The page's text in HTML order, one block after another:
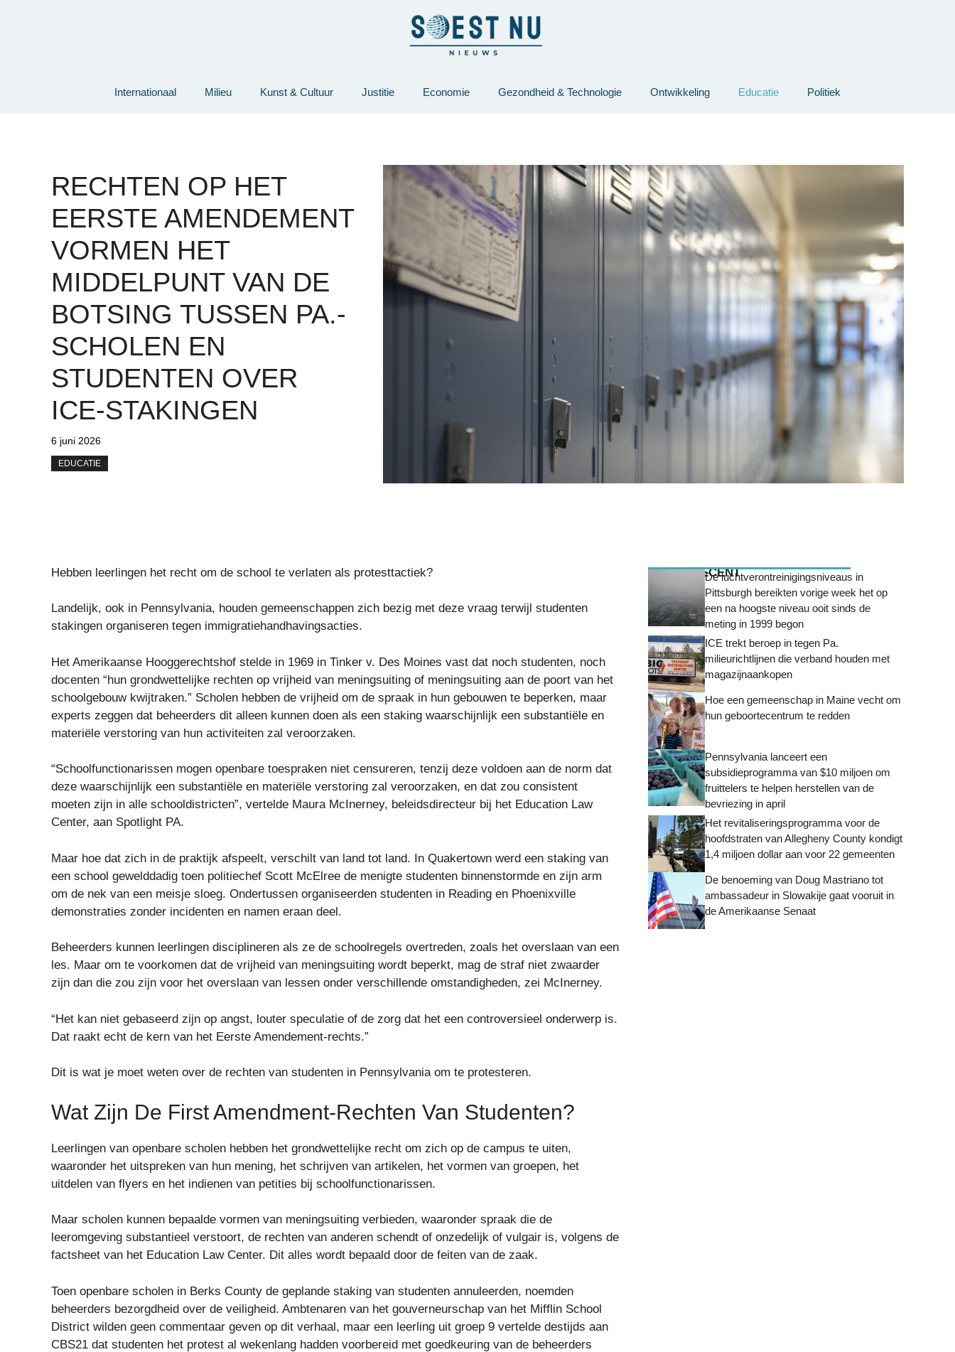
Internationaal Milieu Kunst & Cultuur Justitie Economie Gezondheid & Technologie Ontwikkeling Educatie Politiek
RECHTEN OP HET
EERSTE AMENDEMENT
VORMEN HET
MIDDELPUNT VAN DE
BOTSING TUSSEN PA.-
SCHOLEN EN
STUDENTEN OVER
ICE-STAKINGEN
6 juni 2026
EDUCATIE
Hebben leerlingen het recht om de school te verlaten als protesttactiek?
Landelijk, ook in Pennsylvania, houden gemeenschappen zich bezig met deze vraag terwijl studenten
stakingen organiseren tegen immigratiehandhavingsacties.
Het Amerikaanse Hooggerechtshof stelde in 1969 in Tinker v. Des Moines vast dat noch studenten, noch
docenten “hun grondwettelijke rechten op vrijheid van meningsuiting of meningsuiting aan de poort van het
schoolgebouw kwijtraken.” Scholen hebben de vrijheid om de spraak in hun gebouwen te beperken, maar
experts zeggen dat beheerders dit alleen kunnen doen als een staking waarschijnlijk een substantiële en
materiële verstoring van hun activiteiten zal veroorzaken.
“Schoolfunctionarissen mogen openbare toespraken niet censureren, tenzij deze voldoen aan de norm dat
deze waarschijnlijk een substantiële en materiële verstoring zal veroorzaken, en dat zou consistent
moeten zijn in alle schooldistricten”, vertelde Maura McInerney, beleidsdirecteur bij het Education Law
Center, aan Spotlight PA.
Maar hoe dat zich in de praktijk afspeelt, verschilt van land tot land. In Quakertown werd een staking van
een school gewelddadig toen politiechef Scott McElree de menigte studenten binnenstormde en zijn arm
om de nek van een meisje sloeg. Ondertussen organiseerden studenten in Reading en Phoenixville
demonstraties zonder incidenten en namen eraan deel.
Beheerders kunnen leerlingen disciplineren als ze de schoolregels overtreden, zoals het overslaan van een
les. Maar om te voorkomen dat de vrijheid van meningsuiting wordt beperkt, mag de straf niet zwaarder
zijn dan die zou zijn voor het overslaan van lessen onder verschillende omstandigheden, zei McInerney.
“Het kan niet gebaseerd zijn op angst, louter speculatie of de zorg dat het een controversieel onderwerp is.
Dat raakt echt de kern van het Eerste Amendement-rechts.”
Dit is wat je moet weten over de rechten van studenten in Pennsylvania om te protesteren.
Wat Zijn De First Amendment-Rechten Van Studenten?
Leerlingen van openbare scholen hebben het grondwettelijke recht om zich op de campus te uiten,
waaronder het uitspreken van hun mening, het schrijven van artikelen, het vormen van groepen, het
uitdelen van flyers en het indienen van petities bij schoolfunctionarissen.
Maar scholen kunnen bepaalde vormen van meningsuiting verbieden, waaronder spraak die de
leeromgeving substantieel verstoort, de rechten van anderen schendt of onzedelijk of vulgair is, volgens de
factsheet van het Education Law Center. Dit alles wordt bepaald door de feiten van de zaak.
Toen openbare scholen in Berks County de geplande staking van studenten annuleerden, noemden
beheerders bezorgdheid over de veiligheid. Ambtenaren van het gouverneurschap van het Mifflin School
District wilden geen commentaar geven op dit verhaal, maar een leerling uit groep 9 vertelde destijds aan
CBS21 dat studenten het protest al wekenlang hadden voorbereid met goedkeuring van de beheerders
MEEST RECENTDe luchtverontreinigingsniveaus in
Pittsburgh bereikten vorige week het op
een na hoogste niveau ooit sinds de
meting in 1999 begon
ICE trekt beroep in tegen Pa.
milieurichtlijnen die verband houden met
magazijnaankopen
Hoe een gemeenschap in Maine vecht om
hun geboortecentrum te redden
Pennsylvania lanceert een
subsidieprogramma van $10 miljoen om
fruittelers te helpen herstellen van de
bevriezing in april
Het revitaliseringsprogramma voor de
hoofdstraten van Allegheny County kondigt
1,4 miljoen dollar aan voor 22 gemeenten
De benoeming van Doug Mastriano tot
ambassadeur in Slowakije gaat vooruit in
de Amerikaanse Senaat